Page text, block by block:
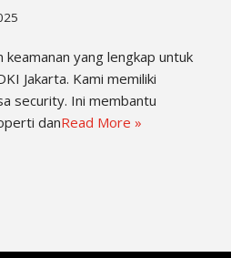
keamanan yang lengkap untuk
Jakarta. Kami memiliki
security. Ini membantu
danRead More »